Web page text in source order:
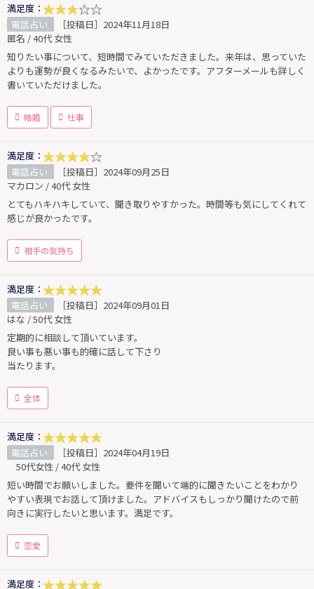
満足度：
電話占い
［投稿日］2024年11月18日
匿名 / 40代 女性
知りたい事について、短時間でみていただきました。来年は、思っていた
よりも運勢が良くなるみたいで、よかったです。アフターメールも詳しく
書いていただけました。
結婚 仕事
満足度：
電話占い
［投稿日］2024年09月25日
マカロン / 40代 女性
とてもハキハキしていて、聞き取りやすかった。時間等も気にしてくれて
感じが良かったです。
相手の気持ち
満足度：
電話占い
［投稿日］2024年09月01日
はな / 50代 女性
定期的に相談して頂いています。
良い事も悪い事も的確に話して下さり
当たります。
全体
満足度：
電話占い
［投稿日］2024年04月19日
50代女性 / 40代 女性
短い時間でお願いしました。要件を聞いて端的に聞きたいことをわかり
やすい表現でお話して頂けました。アドバイスもしっかり聞けたので前
向きに実行したいと思います。満足です。
恋愛
満足度：